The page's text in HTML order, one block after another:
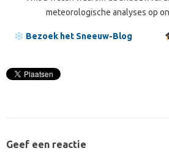
meteorologische analyses op
Bezoek het Sneeuw-Blog
Geef een reactie